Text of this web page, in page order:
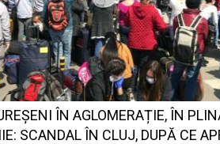
ÎN AGLOMERAȚIE, ÎN
SCANDAL ÎN CLUJ, DUPĂ CE